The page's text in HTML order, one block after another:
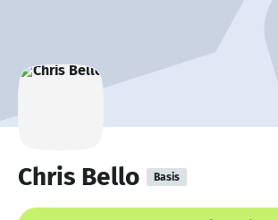
Chris Bello Basis